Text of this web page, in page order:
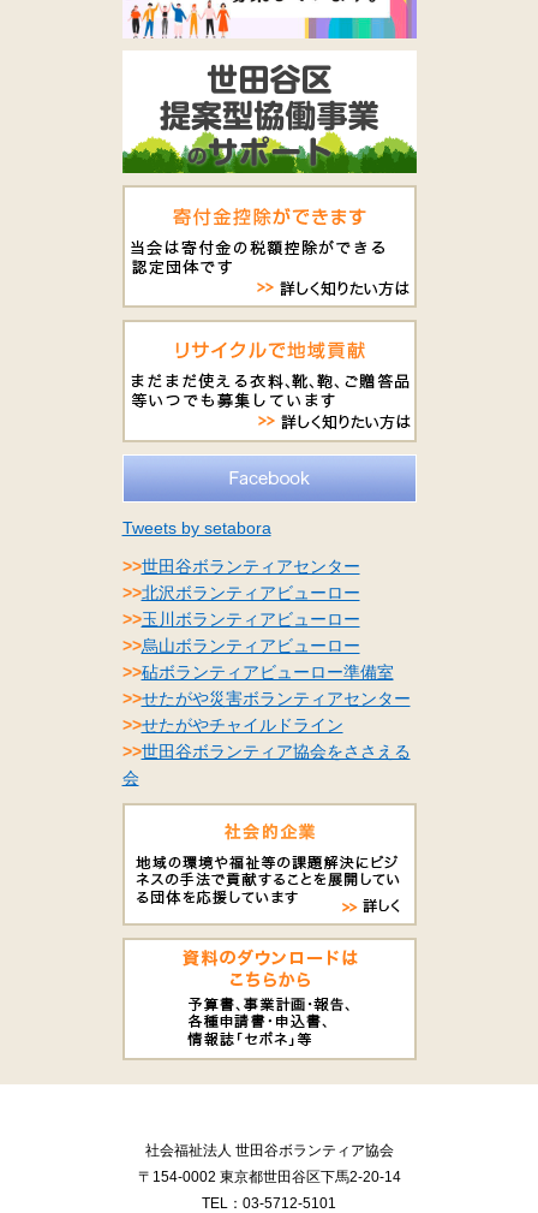
Tweets by setabora
>>世田谷ボランティアセンター
>>北沢ボランティアビューロー
>>玉川ボランティアビューロー
>>烏山ボランティアビューロー
>>砧ボランティアビューロー準備室
>>せたがや災害ボランティアセンター
>>せたがやチャイルドライン
>>世田谷ボランティア協会をささえる
会
社会福祉法人 世田谷ボランティア協会
〒154-0002 東京都世田谷区下馬2-20-14
TEL：03-5712-5101